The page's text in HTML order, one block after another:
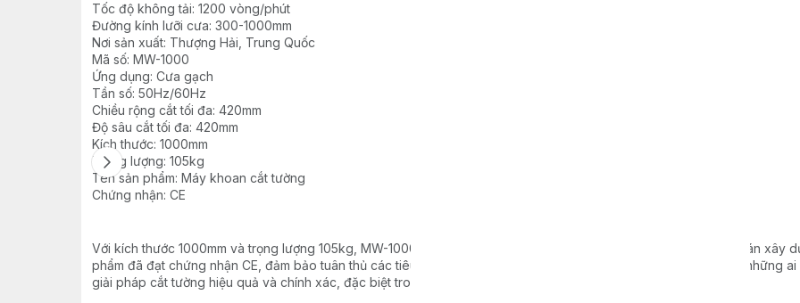
Tốc độ không tải: 1200 vòng/phút
Đường kính lưỡi cưa: 300-1000mm
Nơi sản xuất: Thượng Hải, Trung Quốc
Mã số: MW-1000
Ứng dụng: Cưa gạch
Tần số: 50Hz/60Hz
Chiều rộng cắt tối đa: 420mm
Độ sâu cắt tối đa: 420mm
Kích thước: 1000mm
Trọng lượng: 105kg
Tên sản phẩm: Máy khoan cắt tường
Chứng nhận: CE
Với kích thước 1000mm và trọng lượng 105kg, MW-1000 có thiết kế chắc chắn, đảm bảo độ bền bỉ trong các dự án xây
phẩm đã đạt chứng nhận CE, đảm bảo tuân thủ các tiêu chuẩn an toàn quốc tế. Đây là sự lựa chọn lý tưởng cho những ai
giải pháp cắt tường hiệu quả và chính xác, đặc biệt trong các công trình xây dựng lớn.